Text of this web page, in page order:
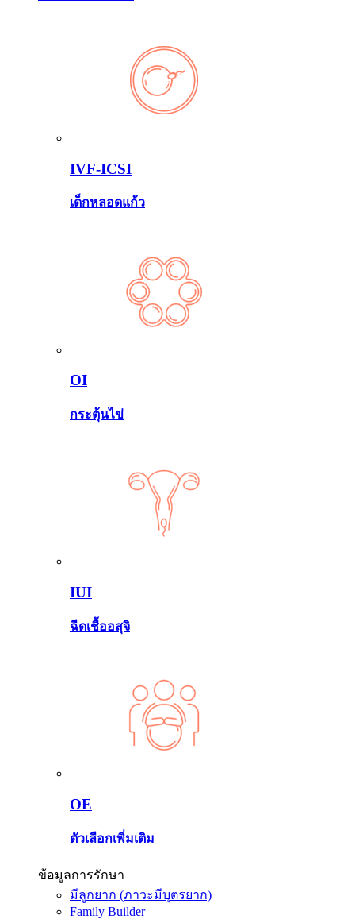
IVF-ICSI
เด็กหลอดแก้ว
OI
กระตุ้นไข่
IUI
ฉีดเชื้ออสุจิ
OE
ตัวเลือกเพิ่มเติม
ข้อมูลการรักษา
มีลูกยาก (ภาวะมีบุตรยาก)
Family Builder